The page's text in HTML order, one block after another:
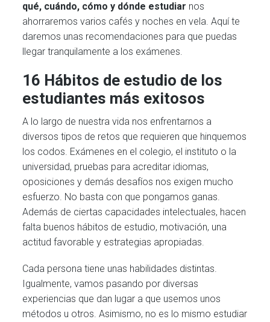
qué, cuándo, cómo y dónde estudiar nos
ahorraremos varios cafés y noches en vela. Aquí te
daremos unas recomendaciones para que puedas
llegar tranquilamente a los exámenes.
16 Hábitos de estudio de los
estudiantes más exitosos
A lo largo de nuestra vida nos enfrentarnos a
diversos tipos de retos que requieren que hinquemos
los codos. Exámenes en el colegio, el instituto o la
universidad, pruebas para acreditar idiomas,
oposiciones y demás desafíos nos exigen mucho
esfuerzo. No basta con que pongamos ganas.
Además de ciertas capacidades intelectuales, hacen
falta buenos hábitos de estudio, motivación, una
actitud favorable y estrategias apropiadas.
Cada persona tiene unas habilidades distintas.
Igualmente, vamos pasando por diversas
experiencias que dan lugar a que usemos unos
métodos u otros. Asimismo, no es lo mismo estudiar